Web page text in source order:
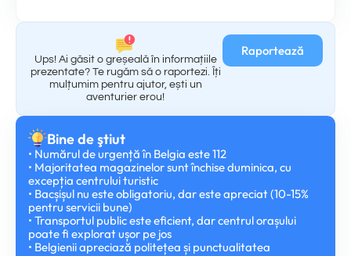
Ups! Ai găsit o greșeală în informațiile
prezentate? Te rugăm să o raportezi. Îți
mulțumim pentru ajutor, ești un
aventurier erou!
Raportează
Bine de ştiut
• Numărul de urgență în Belgia este 112
• Majoritatea magazinelor sunt închise duminica, cu
excepția centrului turistic
• Bacșișul nu este obligatoriu, dar este apreciat (10-15%
pentru servicii bune)
• Transportul public este eficient, dar centrul orașului
poate fi explorat ușor pe jos
• Belgienii apreciază politețea și punctualitatea